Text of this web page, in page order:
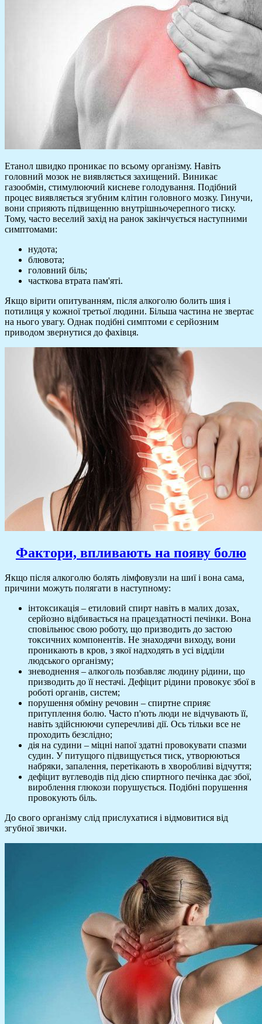
Етанол швидко проникає по всьому організму. Навіть
головний мозок не виявляється захищений. Виникає
газообмін, стимулюючий кисневе голодування. Подібний
процес виявляється згубним клітин головного мозку. Гинучи,
вони сприяють підвищенню внутрішньочерепного тиску.
Тому, часто веселий захід на ранок закінчується наступними
симптомами:
нудота;
блювота;
головний біль;
часткова втрата пам'яті.
Якщо вірити опитуванням, після алкоголю болить шия і
потилиця у кожної третьої людини. Більша частина не звертає
на нього увагу. Однак подібні симптоми є серйозним
приводом звернутися до фахівця.
Фактори, впливають на появу болю
Якщо після алкоголю болять лімфовузли на шиї і вона сама,
причини можуть полягати в наступному:
інтоксикація – етиловий спирт навіть в малих дозах,
серйозно відбивається на працездатності печінки. Вона
сповільнює свою роботу, що призводить до застою
токсичних компонентів. Не знаходячи виходу, вони
проникають в кров, з якої надходять в усі відділи
людського організму;
зневоднення – алкоголь позбавляє людину рідини, що
призводить до її нестачі. Дефіцит рідини провокує збої в
роботі органів, систем;
порушення обміну речовин – спиртне сприяє
притуплення болю. Часто п'ють люди не відчувають її,
навіть здійснюючи суперечливі дії. Ось тільки все не
проходить безслідно;
дія на судини – міцні напої здатні провокувати спазми
судин. У питущого підвищується тиск, утворюються
набряки, запалення, перетікають в хворобливі відчуття;
дефіцит вуглеводів під дією спиртного печінка дає збої,
вироблення глюкози порушується. Подібні порушення
провокують біль.
До свого організму слід прислухатися і відмовитися від
згубної звички.